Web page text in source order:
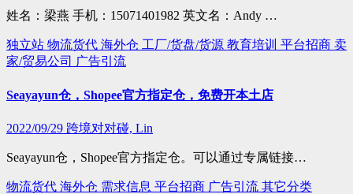
姓名：梁燕 手机：15071401982 英文名：Andy …
独立站 物流货代 海外仓 工厂/货盘/货源 教育培训 平台招商 卖
家/贸易公司 广告引流
Seayayun仓，Shopee官方指定仓，免费开本土店
2022/09/29 跨境对对碰, Lin
Seayayun仓，Shopee官方指定仓。可以通过专属链接…
物流货代 海外仓 需求信息 平台招商 广告引流 其它分类